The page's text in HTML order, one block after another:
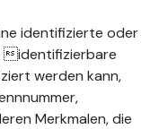
identifizierte oder
identifizierbare
werden kann,
Merkmalen, die